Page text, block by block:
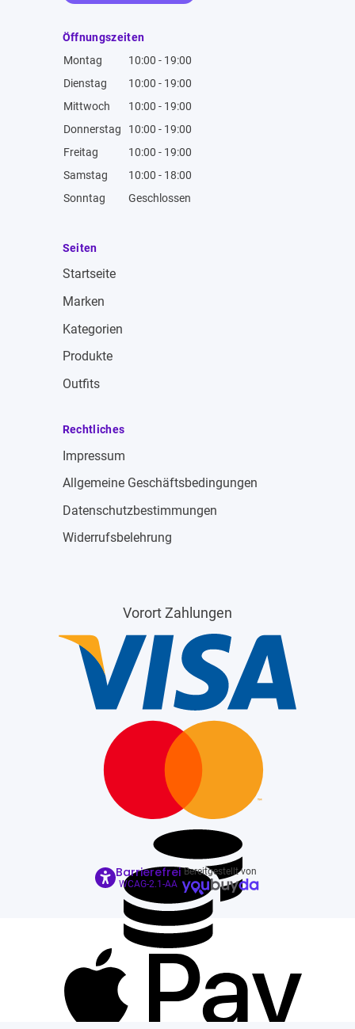
Öffnungszeiten
Montag
10:00 - 19:00
Dienstag
10:00 - 19:00
Mittwoch
10:00 - 19:00
Donnerstag
10:00 - 19:00
Freitag
10:00 - 19:00
Samstag
10:00 - 18:00
Sonntag
Geschlossen
Seiten
Startseite
Marken
Kategorien
Produkte
Outfits
Rechtliches
Impressum
Allgemeine Geschäftsbedingungen
Datenschutzbestimmungen
Widerrufsbelehrung
Vorort Zahlungen
Barrierefrei
WCAG-2.1-AA
Bereitgestellt von